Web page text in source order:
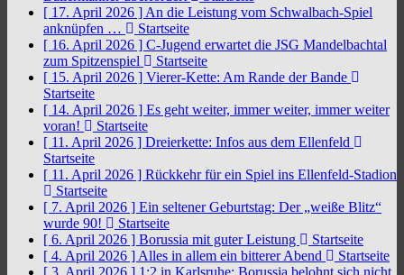
[ 17. April 2026 ] An die Leistung vom Schwalbach-Spiel
anknüpfen …
Startseite
[ 16. April 2026 ] C-Jugend erwartet die JSG Mandelbachtal
zum Spitzenspiel
Startseite
[ 15. April 2026 ] Vierer-Kette: Am Rande der Bande
Startseite
[ 14. April 2026 ] Es geht weiter, immer weiter, immer weiter
voran!
Startseite
[ 11. April 2026 ] Dreierkette: Infos aus dem Ellenfeld
Startseite
[ 11. April 2026 ] Rückkehr für ein Spiel ins Ellenfeld-Stadion
Startseite
[ 7. April 2026 ] Ein seltener Geburtstag: Der „weiße Blitz“
wurde 90!
Startseite
[ 6. April 2026 ] Borussia mit guter Leistung
Startseite
[ 4. April 2026 ] Alles in allem ein bitterer Abend
Startseite
[ 3. April 2026 ] 1:2 in Karlsruhe: Borussia belohnt sich nicht